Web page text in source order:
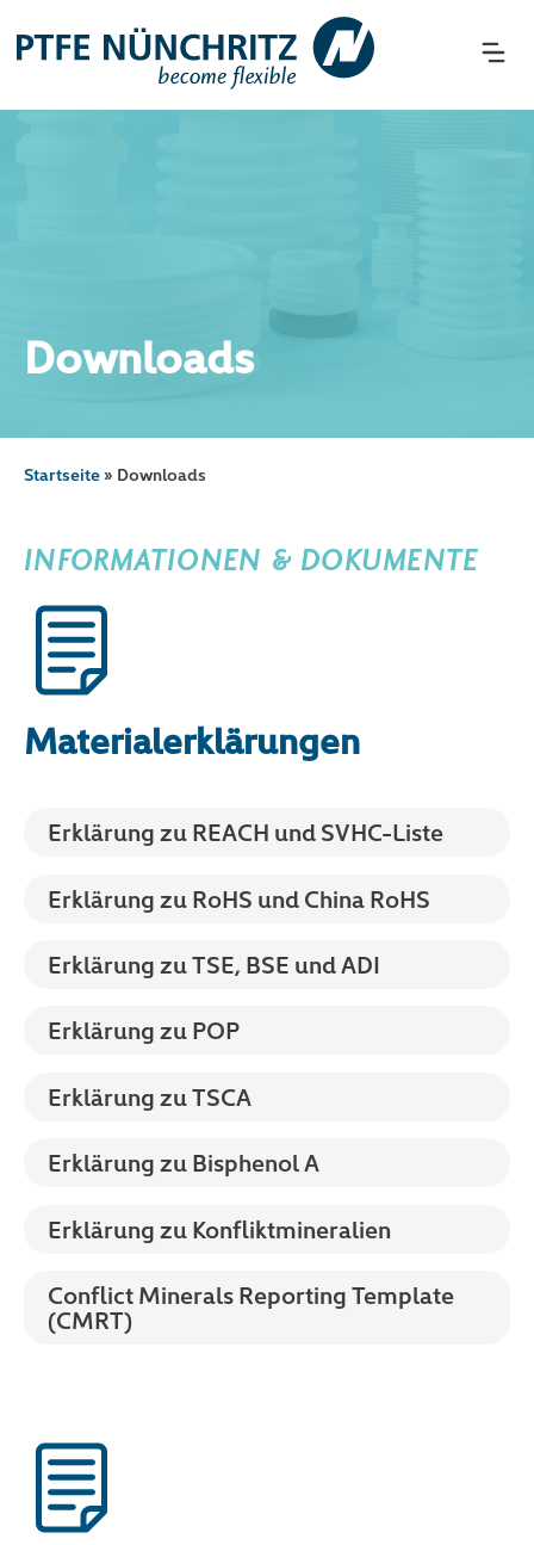
Inhalt
springen
Downloads
Startseite» Downloads
INFORMATIONEN & DOKUMENTE
Materialerklärungen
Erklärung zu REACH und SVHC-Liste
Erklärung zu RoHS und China RoHS
Erklärung zu TSE, BSE und ADI
Erklärung zu POP
Erklärung zu TSCA
Erklärung zu Bisphenol A
Erklärung zu Konfliktmineralien
Conflict Minerals Reporting Template
(CMRT)